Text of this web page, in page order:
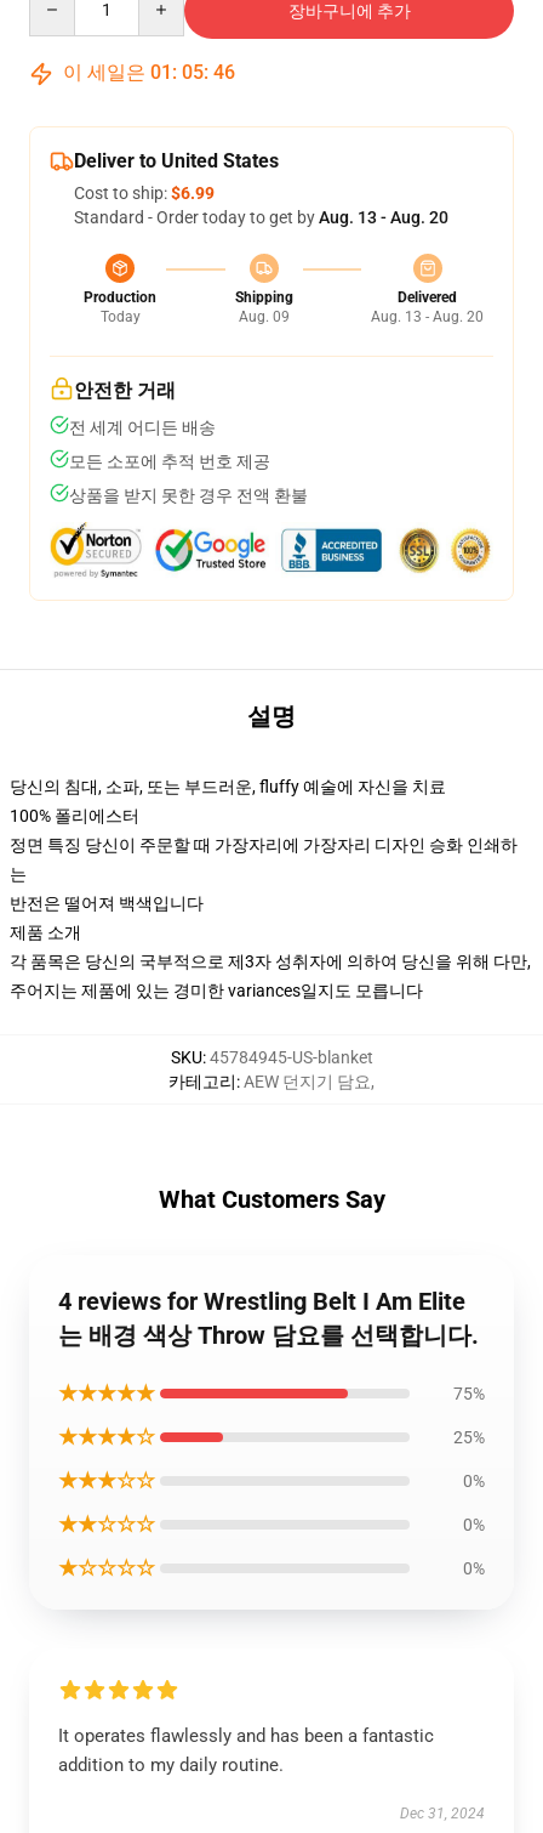
장바구니에 추가
이 세일은 01 : 05: 46
Deliver to United States
Cost to ship:$6.99
Standard - Order today to get byAug. 13 - Aug. 20
Production
Today
Shipping
Aug. 09
Delivered
Aug. 13 - Aug. 20
안전한 거래
전 세계 어디든 배송
모든 소포에 추적 번호 제공
상품을 받지 못한 경우 전액 환불
설명
당신의 침대, 소파, 또는 부드러운, fluffy 예술에 자신을 치료
100% 폴리에스터
정면 특징 당신이 주문할 때 가장자리에 가장자리 디자인 승화 인쇄하
는
반전은 떨어져 백색입니다
제품 소개
각 품목은 당신의 국부적으로 제3자 성취자에 의하여 당신을 위해 다만,
주어지는 제품에 있는 경미한 variances일지도 모릅니다
SKU:45784945-US-blanket
카테고리:AEW 던지기 담요,
What Customers Say
4 reviews for Wrestling Belt I Am Elite
는 배경 색상 Throw 담요를 선택합니다.
★★★★★ 75%
★★★★☆ 25%
★★★☆☆ 0%
★★☆☆☆ 0%
★☆☆☆☆ 0%
It operates flawlessly and has been a fantastic
addition to my daily routine.
Dec 31, 2024